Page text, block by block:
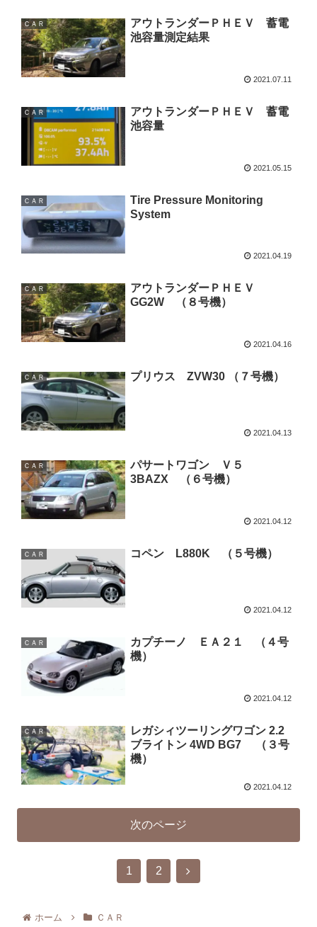
ＣＡＲ
アウトランダーＰＨＥＶ 蓄電
池容量測定結果
2021.07.11
ＣＡＲ
アウトランダーＰＨＥＶ 蓄電
池容量
2021.05.15
ＣＡＲ
Tire Pressure Monitoring
System
2021.04.19
ＣＡＲ
アウトランダーＰＨＥＶ
GG2W （８号機）
2021.04.16
ＣＡＲ プリウス ZVW30 （７号機）
2021.04.13
ＣＡＲ
パサートワゴン Ｖ５
3BAZX （６号機）
2021.04.12
ＣＡＲ コペン L880K （５号機）
2021.04.12
ＣＡＲ
カプチーノ ＥＡ２１ （４号
機）
2021.04.12
ＣＡＲ
レガシィツーリングワゴン 2.2
ブライトン 4WD BG7 （３号
機）
2021.04.12
次のページ
1 2
ホーム ＣＡＲ